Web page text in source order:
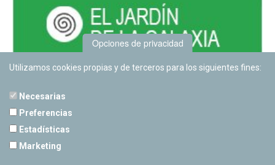
Opciones de privacidad
Utilizamos cookies propias y de terceros para los siguientes fines:
Necesarias
Preferencias
Estadísticas
Marketing